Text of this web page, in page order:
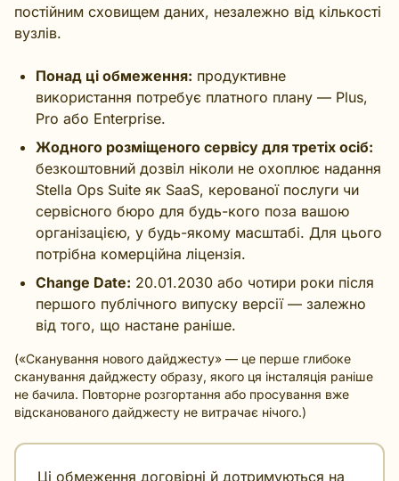
постійним сховищем даних, незалежно від кількості
вузлів.
Понад ці обмеження: продуктивне
використання потребує платного плану — Plus,
Pro або Enterprise.
Жодного розміщеного сервісу для третіх осіб:
безкоштовний дозвіл ніколи не охоплює надання
Stella Ops Suite як SaaS, керованої послуги чи
сервісного бюро для будь-кого поза вашою
організацією, у будь-якому масштабі. Для цього
потрібна комерційна ліцензія.
Change Date: 20.01.2030 або чотири роки після
першого публічного випуску версії — залежно
від того, що настане раніше.
(«Сканування нового дайджесту» — це перше глибоке
сканування дайджесту образу, якого ця інсталяція раніше
не бачила. Повторне розгортання або просування вже
відсканованого дайджесту не витрачає нічого.)
Ці обмеження договірні й дотримуються на